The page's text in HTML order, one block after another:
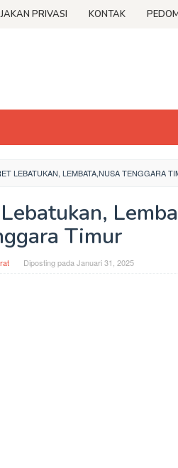
PRIVASI KONTAK
LEBATUKAN, LEMBATA,NUSA TENGGARA
Timur
Diposting pada Januari 31, 2025